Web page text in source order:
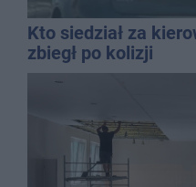
Kto siedział za
zbiegł po kolizji